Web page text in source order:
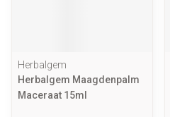
Herbalgem
Herbalgem Maagdenpalm
Maceraat 15ml